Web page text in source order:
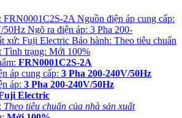
FRN0001C2S-2A
áp cung cấp: 3 Pha 200-240V/50Hz
áp: 3 Pha 200-240V/50Hz
Electric
Theo tiêu chuẩn của nhà sản xuất